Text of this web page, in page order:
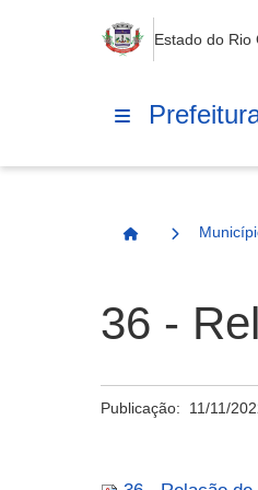
Estado do Rio
Página Inicial
36 -
Publicação: 11/11/